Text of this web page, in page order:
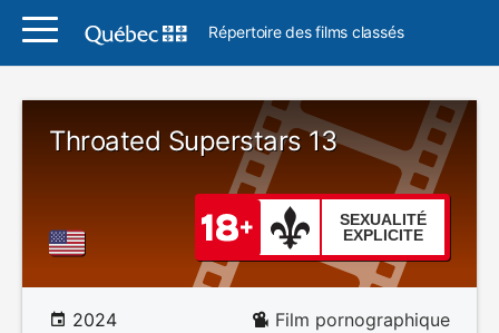
Répertoire des films classés
Throated Superstars 13
SEXUALITÉ
EXPLICITE
2024 Film pornographique